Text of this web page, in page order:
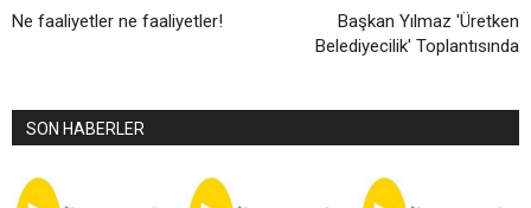
Ne faaliyetler ne faaliyetler!
Başkan Yılmaz 'Üretken
Belediyecilik' Toplantısında
SON HABERLER